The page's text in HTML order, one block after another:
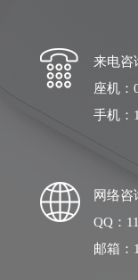
来电咨
座机：
手机：
网络咨
QQ：
邮箱：